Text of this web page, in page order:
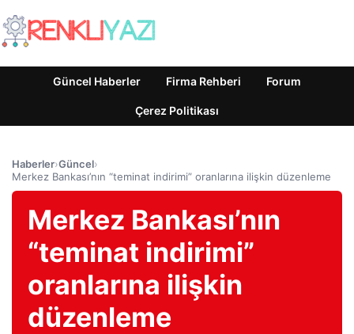
Güncel Haberler Firma Rehberi Forum
Çerez Politikası
Haberler›Güncel›
Merkez Bankası’nın “teminat indirimi” oranlarına ilişkin düzenleme
Merkez Bankası’nın
“teminat indirimi”
oranlarına ilişkin
düzenleme